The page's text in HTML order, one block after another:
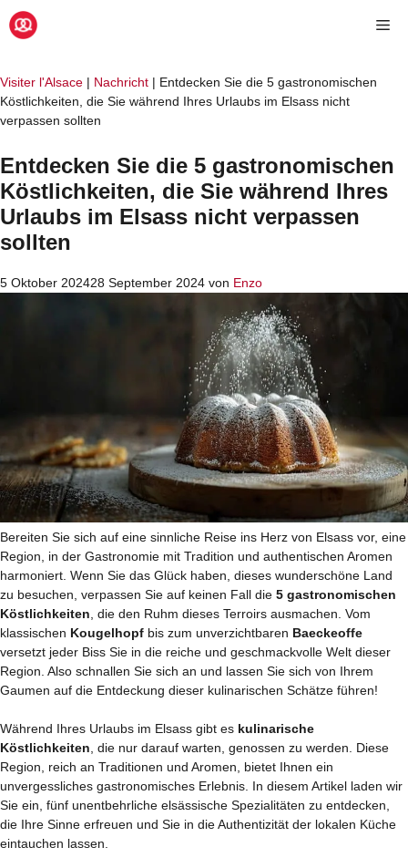
Zum
Inhalt
Visiter l'Alsace | Nachricht | Entdecken Sie die 5 gastronomischen
Köstlichkeiten, die Sie während Ihres Urlaubs im Elsass nicht
verpassen sollten
Entdecken Sie die 5 gastronomischen
Köstlichkeiten, die Sie während Ihres
Urlaubs im Elsass nicht verpassen
sollten
5 Oktober 202428 September 2024 von Enzo
Bereiten Sie sich auf eine sinnliche Reise ins Herz von Elsass vor, eine
Region, in der Gastronomie mit Tradition und authentischen Aromen
harmoniert. Wenn Sie das Glück haben, dieses wunderschöne Land
zu besuchen, verpassen Sie auf keinen Fall die 5 gastronomischen
Köstlichkeiten , die den Ruhm dieses Terroirs ausmachen. Vom
klassischen Kougelhopf bis zum unverzichtbaren Baeckeoffe
versetzt jeder Biss Sie in die reiche und geschmackvolle Welt dieser
Region. Also schnallen Sie sich an und lassen Sie sich von Ihrem
Gaumen auf die Entdeckung dieser kulinarischen Schätze führen!
Während Ihres Urlaubs im Elsass gibt es kulinarische
Köstlichkeiten , die nur darauf warten, genossen zu werden. Diese
Region, reich an Traditionen und Aromen, bietet Ihnen ein
unvergessliches gastronomisches Erlebnis. In diesem Artikel laden wir
Sie ein, fünf unentbehrliche elsässische Spezialitäten zu entdecken,
die Ihre Sinne erfreuen und Sie in die Authentizität der lokalen Küche
eintauchen lassen.